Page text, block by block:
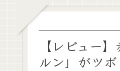
【レビュー
ルン」がツボ